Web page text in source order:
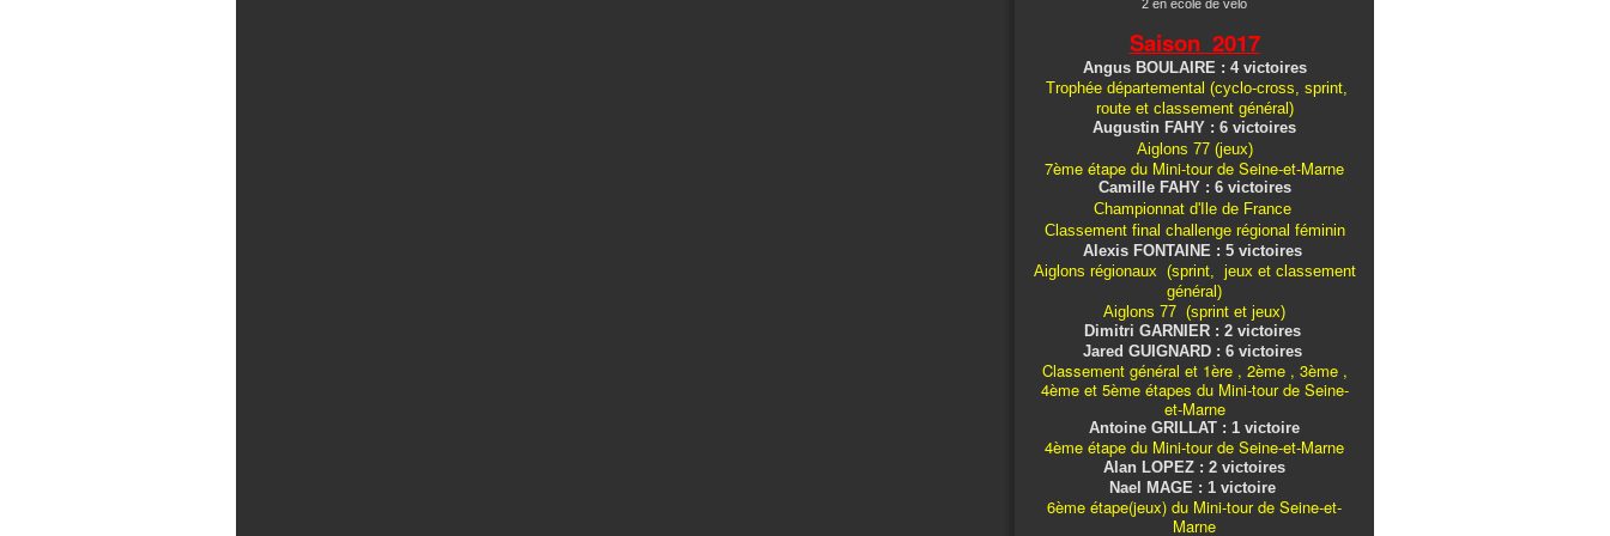
2 en école de vélo
Saison 2017
Angus BOULAIRE : 4 victoires
Trophée départemental (cyclo-cross, sprint,
route et classement général)
Augustin FAHY : 6 victoires
Aiglons 77 (jeux)
7ème étape du Mini-tour de Seine-et-Marne
Camille FAHY : 6 victoires
Championnat d'Ile de France
Classement final challenge régional féminin
Alexis FONTAINE : 5 victoires
Aiglons régionaux (sprint, jeux et classement
général)
Aiglons 77 (sprint et jeux)
Dimitri GARNIER : 2 victoires
Jared GUIGNARD : 6 victoires
Classement général et 1ère , 2ème , 3ème ,
4ème et 5ème étapes du Mini-tour de Seine-
et-Marne
Antoine GRILLAT : 1 victoire
4ème étape du Mini-tour de Seine-et-Marne
Alan LOPEZ : 2 victoires
Nael MAGE : 1 victoire
6ème étape(jeux) du Mini-tour de Seine-et-
Marne